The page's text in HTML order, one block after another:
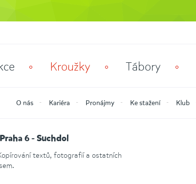
Kroužky Tábory
O nás Kariéra Pronájmy Ke stažení Klub
6 - Suchdol
textů, fotografií a ostatních